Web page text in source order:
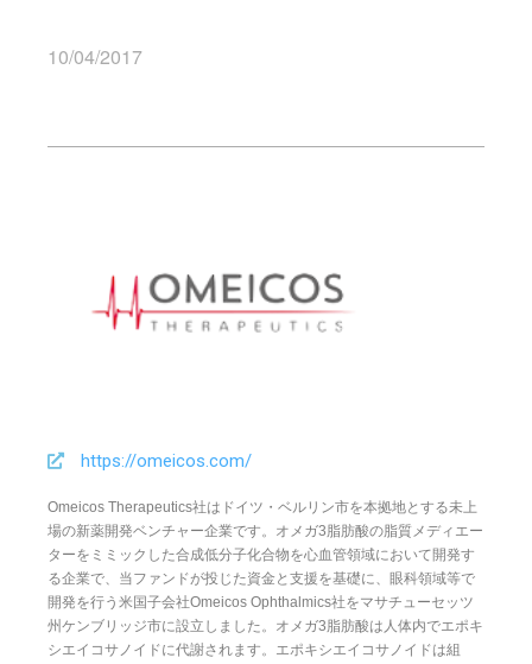
10/04/2017
https://omeicos.com/
Omeicos Therapeutics社はドイツ・ベルリン市を本拠地とする未上
場の新薬開発ベンチャー企業です。オメガ3脂肪酸の脂質メディエー
ターをミミックした合成低分子化合物を心血管領域において開発す
る企業で、当ファンドが投じた資金と支援を基礎に、眼科領域等で
開発を行う米国子会社Omeicos Ophthalmics社をマサチューセッツ
州ケンブリッジ市に設立しました。オメガ3脂肪酸は人体内でエポキ
シエイコサノイドに代謝されます。エポキシエイコサノイドは組